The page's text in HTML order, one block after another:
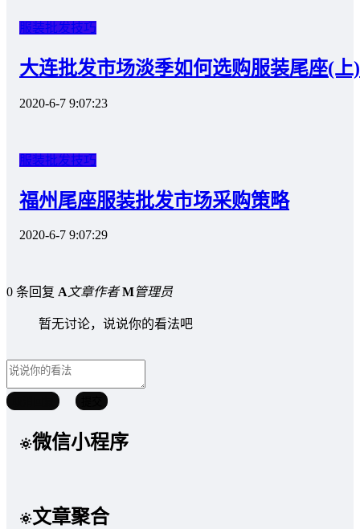
服装批发技巧
大连批发市场淡季如何选购服装尾座(上)
2020-6-7 9:07:23
服装批发技巧
福州尾座服装批发市场采购策略
2020-6-7 9:07:29
0 条回复 A文章作者 M管理员
暂无讨论，说说你的看法吧
微信小程序
文章聚合